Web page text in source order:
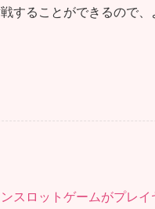
することができるので
スロットゲームがプレ